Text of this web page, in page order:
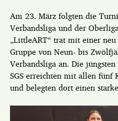
Am 23. März folgten die
Verbandsliga und der
„LittleART“ trat mit einer
Gruppe von Neun- bis
Verbandsliga an. Die
SGS erreichten mit allen fünf
und belegten dort einen